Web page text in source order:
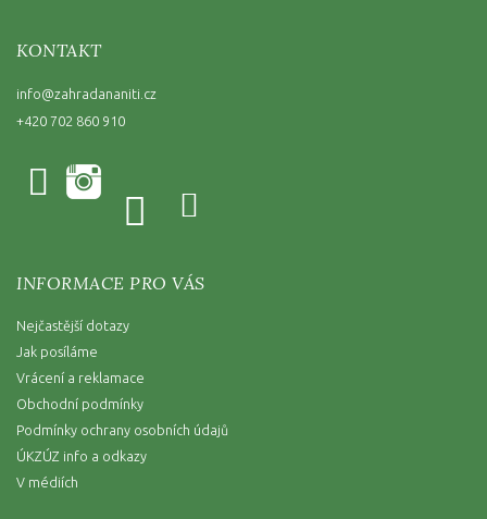
KONTAKT
info@zahradananiti.cz
+420 702 860 910
INFORMACE PRO VÁS
Nejčastější dotazy
Jak posíláme
Vrácení a reklamace
Obchodní podmínky
Podmínky ochrany osobních údajů
ÚKZÚZ info a odkazy
V médiích